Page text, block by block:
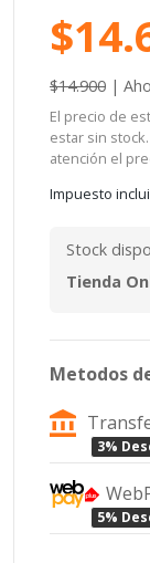
$14.900 |
El precio de
estar sin
atención el
Impuesto
Stock
Tienda
Metodos
3%
5%